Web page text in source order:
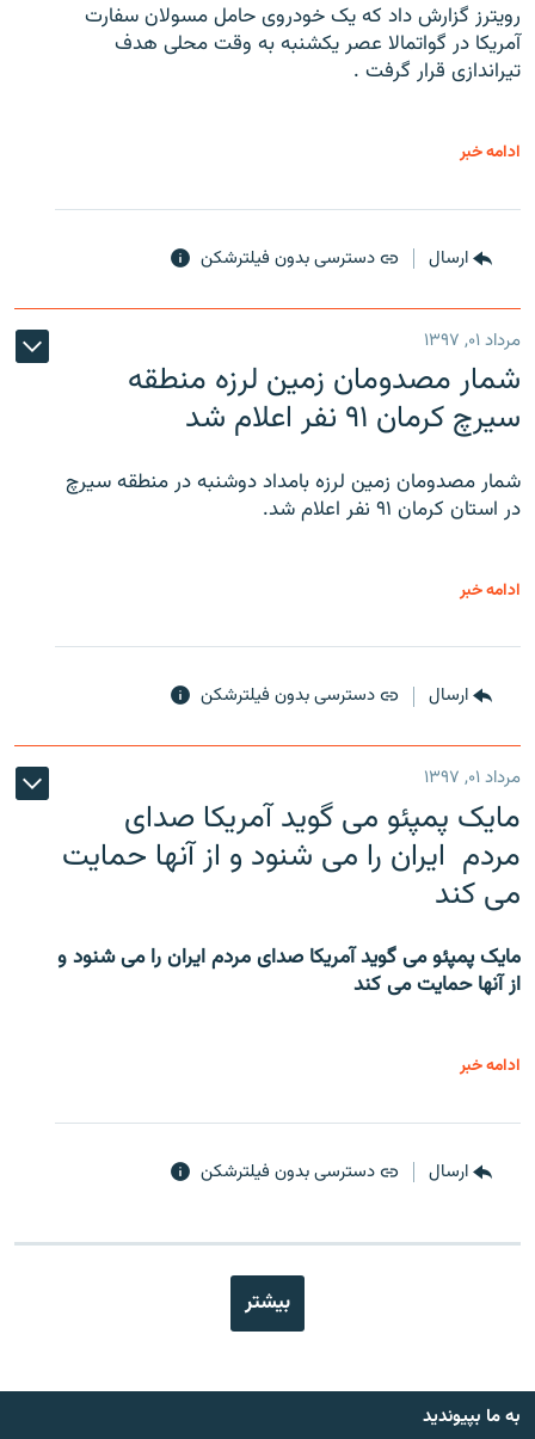
رویترز گزارش داد که یک خودروی حامل مسولان سفارت
آمریکا در گواتمالا عصر یکشنبه به وقت محلی هدف
تیراندازی قرار گرفت .
ادامه خبر
ارسال دسترسی بدون فیلترشکن
مرداد ۰۱, ۱۳۹۷
شمار مصدومان زمین لرزه منطقه
سیرچ کرمان ۹۱ نفر اعلام شد
شمار مصدومان زمین لرزه بامداد دوشنبه در منطقه سیرچ
در استان کرمان ۹۱ نفر اعلام شد.
ادامه خبر
ارسال دسترسی بدون فیلترشکن
مرداد ۰۱, ۱۳۹۷
مایک پمپئو می گوید آمریکا صدای
مردم ایران را می شنود و از آنها حمایت
می کند
مایک پمپئو می گوید آمریکا صدای مردم ایران را می شنود و
از آنها حمایت می کند
ادامه خبر
ارسال دسترسی بدون فیلترشکن
بیشتر
به ما بپیوندید